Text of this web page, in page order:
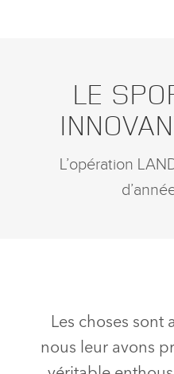
LE
L’opération
Les choses sont
nous leur avons